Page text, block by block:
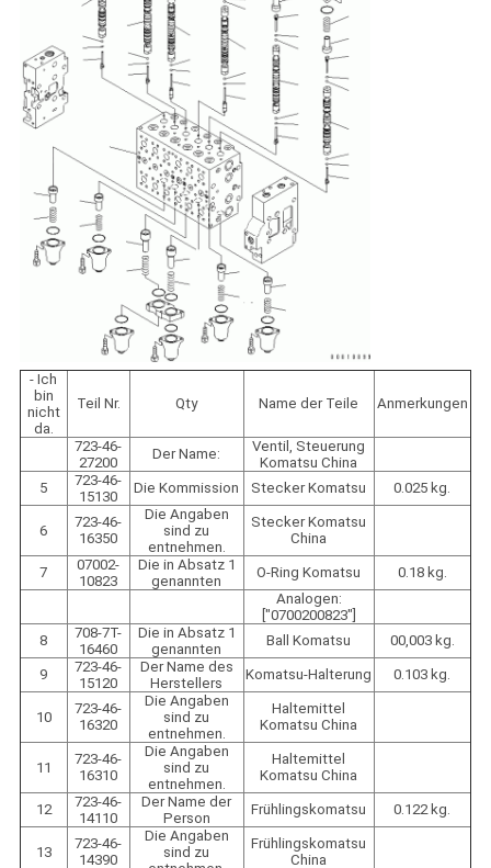
- Ich
bin
nicht
da.
Teil Nr. Qty Name der Teile Anmerkungen
723-46-
27200
Der Name:
Ventil, Steuerung
Komatsu China
5
723-46-
15130
Die Kommission Stecker Komatsu 0.025 kg.
6
723-46-
16350
Die Angaben
sind zu
entnehmen.
Stecker Komatsu
China
7
07002-
10823
Die in Absatz 1
genannten
O-Ring Komatsu
0.18 kg.
Analogen:
["0700200823"]
8
708-7T-
16460
Die in Absatz 1
genannten
Ball Komatsu 00,003 kg.
9
723-46-
15120
Der Name des
Herstellers
Komatsu-Halterung 0.103 kg.
10
723-46-
16320
Die Angaben
sind zu
entnehmen.
Haltemittel
Komatsu China
11
723-46-
16310
Die Angaben
sind zu
entnehmen.
Haltemittel
Komatsu China
12
723-46-
14110
Der Name der
Person
Frühlingskomatsu 0.122 kg.
13
723-46-
14390
Die Angaben
sind zu
Frühlingskomatsu
China